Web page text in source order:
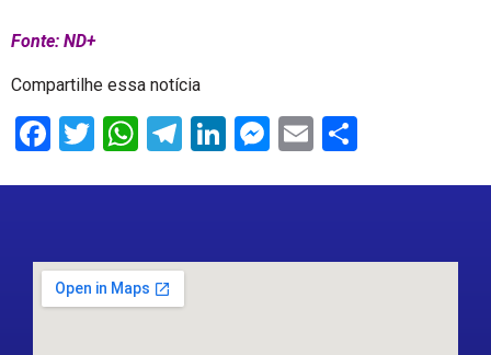
Fonte: ND+
Compartilhe essa notícia
Facebook
Twitter
WhatsApp
Telegram
LinkedIn
Messenger
Email